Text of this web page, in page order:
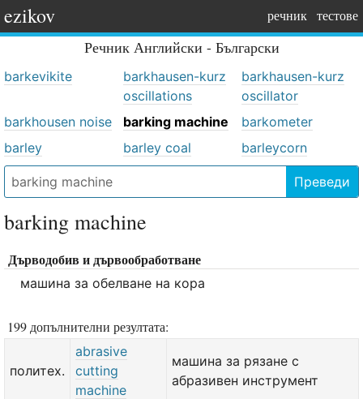
ezikov речник тестове
Речник Английски - Български
barkevikite
barkhausen-kurz
oscillations
barkhausen-kurz
oscillator
barkhousen noise
barking machine
barkometer
barley
barley coal barleycorn
Преведи
barking machine
Дърводобив и дървообработване
машина за обелване на кора
199 допълнителни резултата:
политех.
abrasive
cutting
machine
машина за рязане с
абразивен инструмент